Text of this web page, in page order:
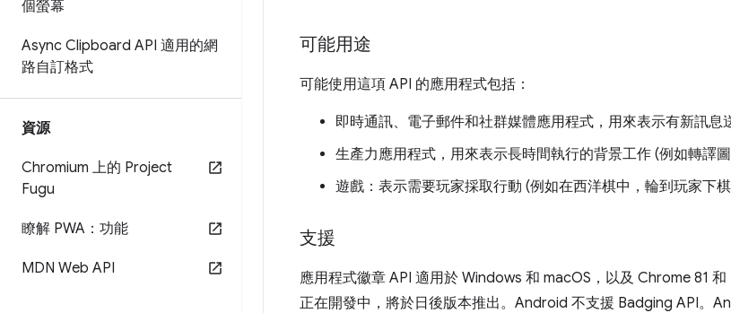
個螢幕
Async Clipboard API 適用的網
路自訂格式
資源
Chromium 上的 Project
Fugu
瞭解 PWA：功能
MDN Web API
可能用途
可能使用這項 API 的應用程式包括：
即時通訊、電子郵件和社群媒體應用程式，用來表示有新訊息
生產力應用程式，用來表示長時間執行的背景工作 (例如轉譯圖
遊戲：表示需要玩家採取行動 (例如在西洋棋中，輪到玩家下棋
支援
應用程式徽章 API 適用於 Windows 和 macOS，以及 Chrome 81
正在開發中，將於日後版本推出。Android 不支援 Badging API。